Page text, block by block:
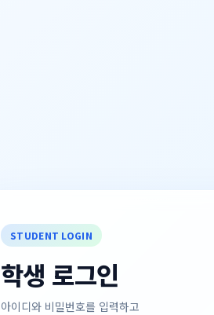
STUDENT LOGIN
학생 로그인
아이디와 비밀번호를 입력하고